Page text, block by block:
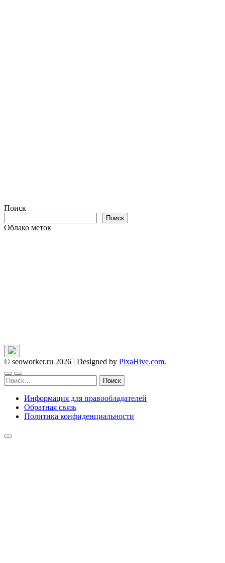
Поиск
Поиск
Облако меток
© seoworker.ru 2026 | Designed by PixaHive.com.
Найти:
Информация для правообладателей
Обратная связь
Политика конфиденциальности